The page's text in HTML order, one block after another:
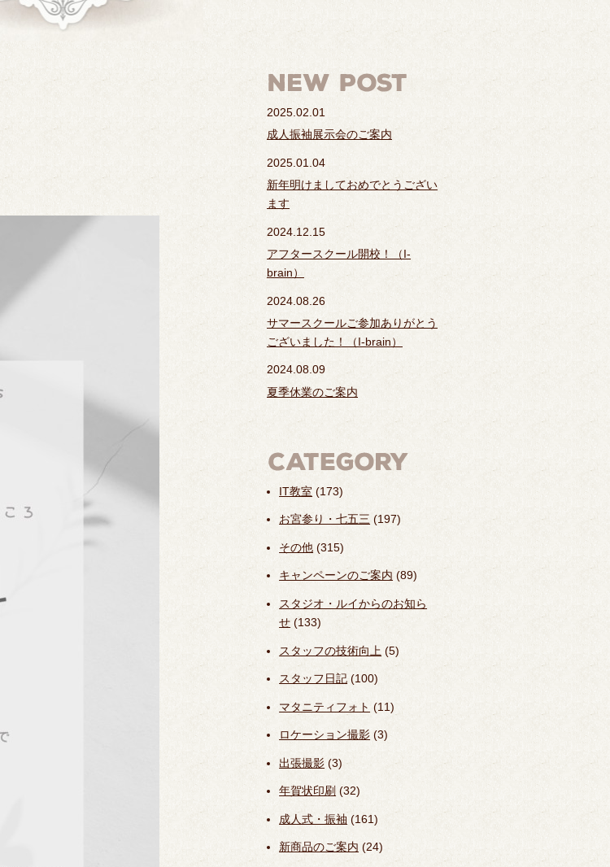
2025.02.01
成人振袖展示会のご案内
2025.01.04
新年明けましておめでとうござい
ます
2024.12.15
アフタースクール開校！（I-
brain）
2024.08.26
サマースクールご参加ありがとう
ございました！（I-brain）
2024.08.09
夏季休業のご案内
IT教室 (173)
お宮参り・七五三 (197)
その他 (315)
キャンペーンのご案内 (89)
スタジオ・ルイからのお知ら
せ (133)
スタッフの技術向上 (5)
スタッフ日記 (100)
マタニティフォト (11)
ロケーション撮影 (3)
出張撮影 (3)
年賀状印刷 (32)
成人式・振袖 (161)
新商品のご案内 (24)